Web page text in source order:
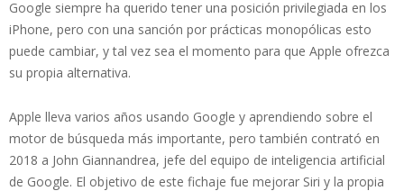
Google siempre ha querido tener una posición privilegiada en los
iPhone, pero con una sanción por prácticas monopólicas esto
puede cambiar, y tal vez sea el momento para que Apple ofrezca
su propia alternativa.
Apple lleva varios años usando Google y aprendiendo sobre el
motor de búsqueda más importante, pero también contrató en
2018 a John Giannandrea, jefe del equipo de inteligencia artificial
de Google. El objetivo de este fichaje fue mejorar Siri y la propia